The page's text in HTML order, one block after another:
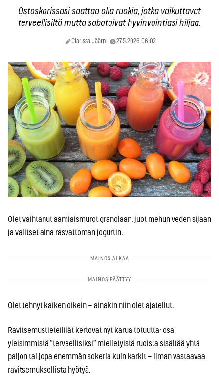
Ostoskorissasi saattaa olla ruokia, jotka vaikuttavat
terveellisiltä mutta sabotoivat hyvinvointiasi hiljaa.
Clarissa Jäärni 27.5.2026 06:02
Olet vaihtanut aamiaismurot granolaan, juot mehun veden sijaan
ja valitset aina rasvattoman jogurtin.
Olet tehnyt kaiken oikein – ainakin niin olet ajatellut.
Ravitsemustieteilijät kertovat nyt karua totuutta: osa
yleisimmistä ”terveellisiksi” mielletyistä ruoista sisältää yhtä
paljon tai jopa enemmän sokeria kuin karkit – ilman vastaavaa
ravitsemuksellista hyötyä.